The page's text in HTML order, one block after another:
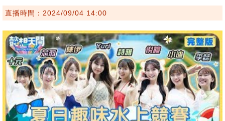
直播時間：2024/09/04 14:00